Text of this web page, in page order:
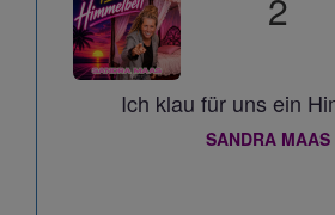
Ich klau für uns ein
SANDRA MAAS